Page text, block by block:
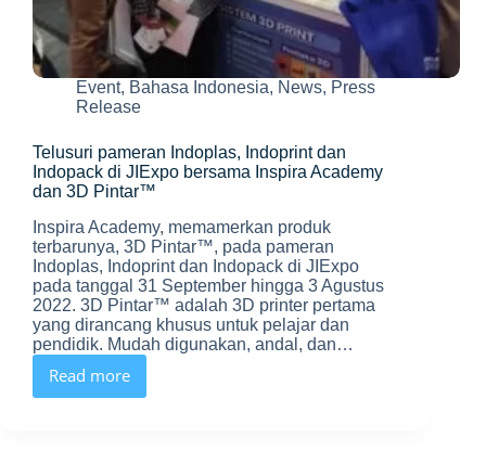
Event, Bahasa Indonesia, News, Press
Release
Telusuri pameran Indoplas, Indoprint dan
Indopack di JIExpo bersama Inspira Academy
dan 3D Pintar™
Inspira Academy, memamerkan produk
terbarunya, 3D Pintar™, pada pameran
Indoplas, Indoprint dan Indopack di JIExpo
pada tanggal 31 September hingga 3 Agustus
2022. 3D Pintar™ adalah 3D printer pertama
yang dirancang khusus untuk pelajar dan
pendidik. Mudah digunakan, andal, dan…
Read more
Telusuri
pameran